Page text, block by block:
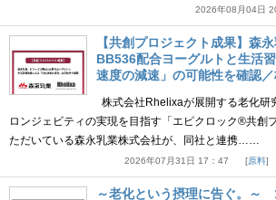
2026年08月04日
【共創プロジェクト成果】森
BB536配合ヨーグルトと生活
速度の減速」の可能性を確認
株式会社Rhelixaが展開する老化研
ロンジェビティの実現を目指す「エピクロック®共創
ただいている森永乳業株式会社が、同社と連携……
2026年07月31日 17：47 原料
～老化という摂理に告ぐ。～